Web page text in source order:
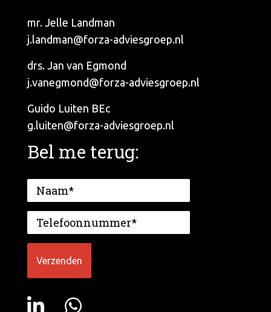
mr. Jelle Landman
j.landman@forza-adviesgroep.nl
drs. Jan van Egmond
j.vanegmond@forza-adviesgroep.nl
Guido Luiten BEc
g.luiten@forza-adviesgroep.nl
Bel me terug: